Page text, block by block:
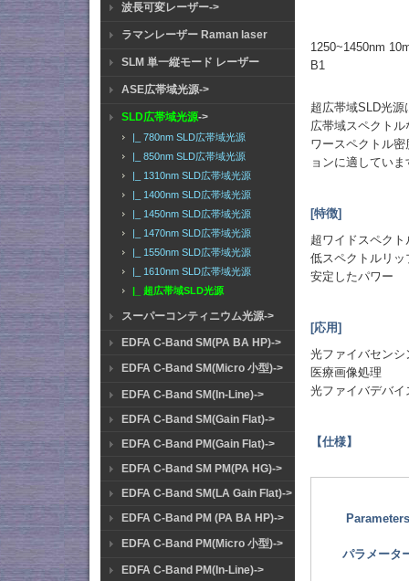
波長可変レーザー->
ラマンレーザー Raman laser
SLM 単一縦モード レーザー
ASE広帯域光源->
SLD広帯域光源->
|_ 780nm SLD広帯域光源
|_ 850nm SLD広帯域光源
|_ 1310nm SLD広帯域光源
|_ 1400nm SLD広帯域光源
|_ 1450nm SLD広帯域光源
|_ 1470nm SLD広帯域光源
|_ 1550nm SLD広帯域光源
|_ 1610nm SLD広帯域光源
|_ 超広帯域SLD光源
スーパーコンティニウム光源->
EDFA C-Band SM(PA BA HP)->
EDFA C-Band SM(Micro 小型)->
EDFA C-Band SM(In-Line)->
EDFA C-Band SM(Gain Flat)->
EDFA C-Band PM(Gain Flat)->
EDFA C-Band SM PM(PA HG)->
EDFA C-Band SM(LA Gain Flat)->
EDFA C-Band PM (PA BA HP)->
EDFA C-Band PM(Micro 小型)->
EDFA C-Band PM(In-Line)->
1250~1450nm
B1
超広帯域SLD光
広帯域スペクト
ワースペクトル
ョンに適していま
[特徴]
超ワイドスペクト
低スペクトルリッ
安定したパワー
[応用]
光ファイバセンシ
医療画像処理
光ファイバデバイ
【仕様】
パラメータ